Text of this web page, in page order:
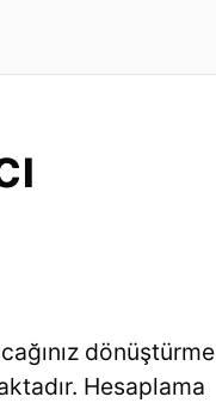
dönüştürme
Hesaplama